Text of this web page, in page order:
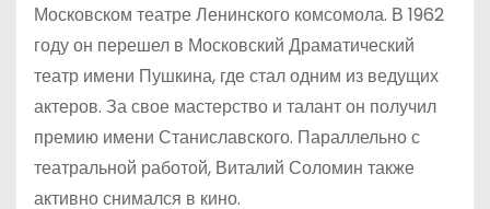
Московском театре Ленинского комсомола. В 1962
году он перешел в Московский Драматический
театр имени Пушкина, где стал одним из ведущих
актеров. За свое мастерство и талант он получил
премию имени Станиславского. Параллельно с
театральной работой, Виталий Соломин также
активно снимался в кино.